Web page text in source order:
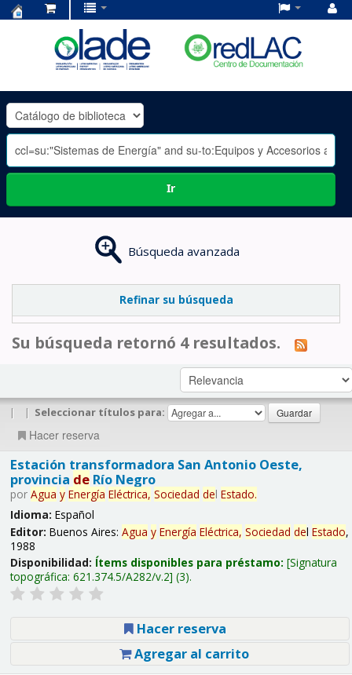
OLADE
-
Ir
Búsqueda avanzada
Refinar su búsqueda
Su búsqueda retornó 4 resultados.
| | Seleccionar títulos para:
Hacer reserva
Estación transformadora San Antonio Oeste,
provincia deRío Negro
por Agua y Energía Eléctrica, Sociedad del Estado.
Idioma: Español
Editor: Buenos Aires: Agua y Energía Eléctrica, Sociedad del Estado,
1988
Disponibilidad: Ítems disponibles para préstamo: Signatura
topográfica: 621.374.5/A282/v.2 (3).
Hacer reserva
Agregar al carrito